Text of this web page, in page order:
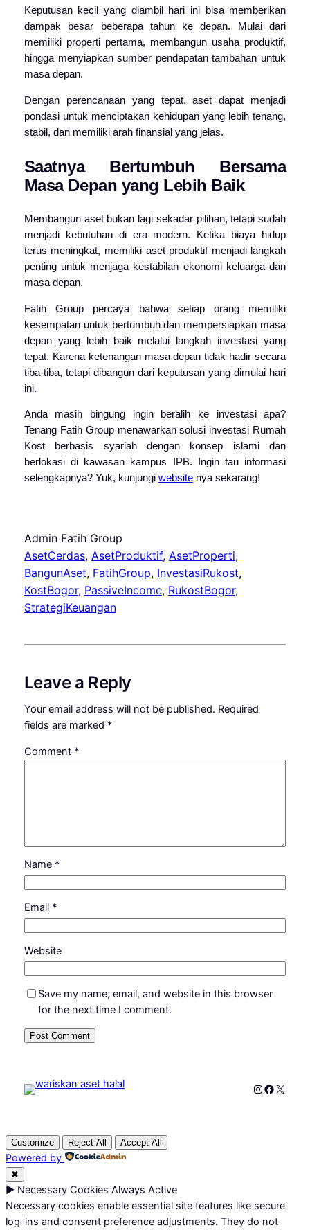
Keputusan kecil yang diambil hari ini bisa memberikan
dampak besar beberapa tahun ke depan. Mulai dari
memiliki properti pertama, membangun usaha produktif,
hingga menyiapkan sumber pendapatan tambahan untuk
masa depan.
Dengan perencanaan yang tepat, aset dapat menjadi
pondasi untuk menciptakan kehidupan yang lebih tenang,
stabil, dan memiliki arah finansial yang jelas.
Saatnya Bertumbuh Bersama
Masa Depan yang Lebih Baik
Membangun aset bukan lagi sekadar pilihan, tetapi sudah
menjadi kebutuhan di era modern. Ketika biaya hidup
terus meningkat, memiliki aset produktif menjadi langkah
penting untuk menjaga kestabilan ekonomi keluarga dan
masa depan.
Fatih Group percaya bahwa setiap orang memiliki
kesempatan untuk bertumbuh dan mempersiapkan masa
depan yang lebih baik melalui langkah investasi yang
tepat. Karena ketenangan masa depan tidak hadir secara
tiba-tiba, tetapi dibangun dari keputusan yang dimulai hari
ini.
Anda masih bingung ingin beralih ke investasi apa?
Tenang Fatih Group menawarkan solusi investasi Rumah
Kost berbasis syariah dengan konsep islami dan
berlokasi di kawasan kampus IPB. Ingin tau informasi
selengkapnya? Yuk, kunjungi websitenya sekarang!
Admin Fatih Group
AsetCerdas, AsetProduktif, AsetProperti ,
BangunAset, FatihGroup, InvestasiRukost ,
KostBogor, PassiveIncome, RukostBogor ,
StrategiKeuangan
Leave a Reply
Your email address will not be published. Required
fields are marked *
Comment *
Name *
Email *
Website
Save my name, email, and website in this browser
for the next time I comment.
Instagram
X
Customize Reject All Accept All
Powered by
✖
► Necessary Cookies Always Active
Necessary cookies enable essential site features like secure
log-ins and consent preference adjustments. They do not